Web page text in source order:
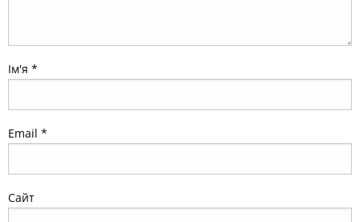
Ім'я *
Email *
Сайт